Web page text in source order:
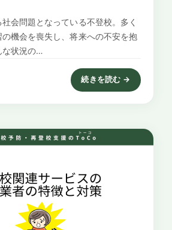
会問題となっている不登校。多く
機会を喪失し、将来への不安を抱
な状況の…
続きを読む →
: AI学習塾”atama plus”